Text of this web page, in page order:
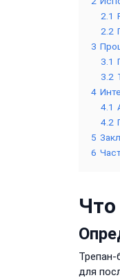
2.1
2.2
3
3.1
3.2
4
4.1
4.2
5
6
Что
для